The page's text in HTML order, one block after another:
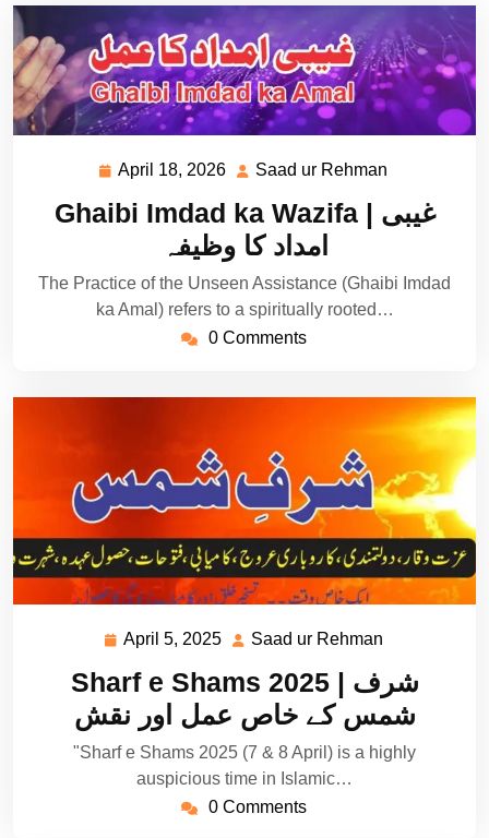
April 18, 2026 April
2026
Saad ur Rehman
Rehman
Ghaibi Imdad ka Wazifa | غیبی
امداد کا وظیفہ
The Practice of the Unseen Assistance (Ghaibi Imdad
ka Amal) refers to a spiritually rooted…
0 Comments
April 5, 2025 April
2025
Saad ur Rehman
Rehman
Sharf e Shams 2025 | شرف
شمس کے خاص عمل اور نقش
"Sharf e Shams 2025 (7 & 8 April) is a highly
auspicious time in Islamic…
0 Comments